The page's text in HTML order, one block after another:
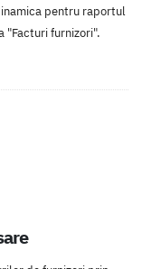
pentru raportul
"Facturi furnizori".